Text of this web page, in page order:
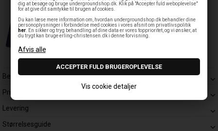
dig at besøge og bruge undergroundshop.dk. Klik på "Accepter fuld weboplevelse"
for at give dit samtykke til brugen af cookies.
Du kan læse mere information om, hvordan undergroundshop.dk behandler dine
personoplysninger i forbindelse med cookies i vores afsnit om privatlivspolitik
her . En sikker og tryg behandling af dine data er vores topprioritet, og vi ønsker, at
du trygt kan bruge erling-christensen.dk i denne forvisning.
Vis cookie detaljer
Beskrivelse
Prisgaranti
Levering
Størrelsesguide